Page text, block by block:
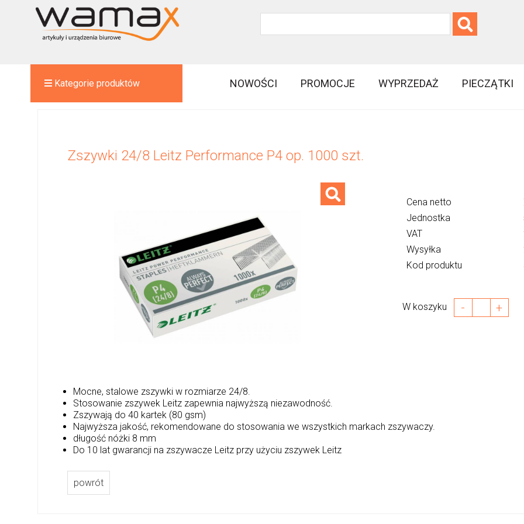
Kategorie produktów NOWOŚCI PROMOCJE WYPRZEDAŻ PIECZĄTKI
Zszywki 24/8 Leitz Performance P4 op. 1000 szt.
Cena netto
Jednostka
VAT
Wysyłka
Kod produktu
W koszyku - +
Mocne, stalowe zszywki w rozmiarze 24/8.
Stosowanie zszywek Leitz zapewnia najwyższą niezawodność.
Zszywają do 40 kartek (80 gsm)
Najwyższa jakość, rekomendowane do stosowania we wszystkich markach zszywaczy.
długość nóżki 8 mm
Do 10 lat gwarancji na zszywacze Leitz przy użyciu zszywek Leitz
powrót